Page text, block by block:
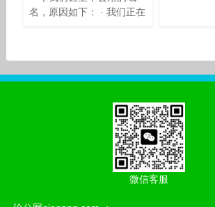
名，原因如下： · 我们正在
微信客服